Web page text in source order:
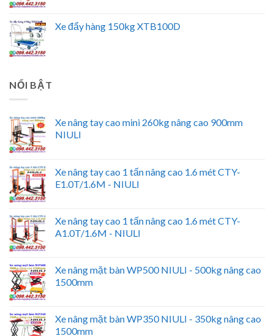
Xe đẩy hàng 150kg XTB100D
NỔI BẬT
Xe nâng tay cao mini 260kg nâng cao 900mm
NIULI
Xe nâng tay cao 1 tấn nâng cao 1.6 mét CTY-
E1.0T/1.6M - NIULI
Xe nâng tay cao 1 tấn nâng cao 1.6 mét CTY-
A1.0T/1.6M - NIULI
Xe nâng mặt bàn WP500 NIULI - 500kg nâng cao
1500mm
Xe nâng mặt bàn WP350 NIULI - 350kg nâng cao
1500mm